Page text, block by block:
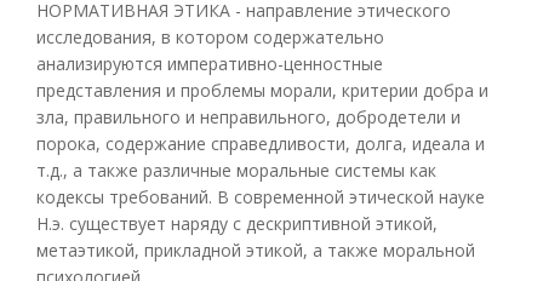
НОРМАТИВНАЯ ЭТИКА - направление этического
исследования, в котором содержательно
анализируются императивно-ценностные
представления и проблемы морали, критерии добра и
зла, правильного и неправильного, добродетели и
порока, содержание справедливости, долга, идеала и
т.д., а также различные моральные системы как
кодексы требований. В современной этической науке
Н.э. существует наряду с дескриптивной этикой,
метаэтикой, прикладной этикой, а также моральной